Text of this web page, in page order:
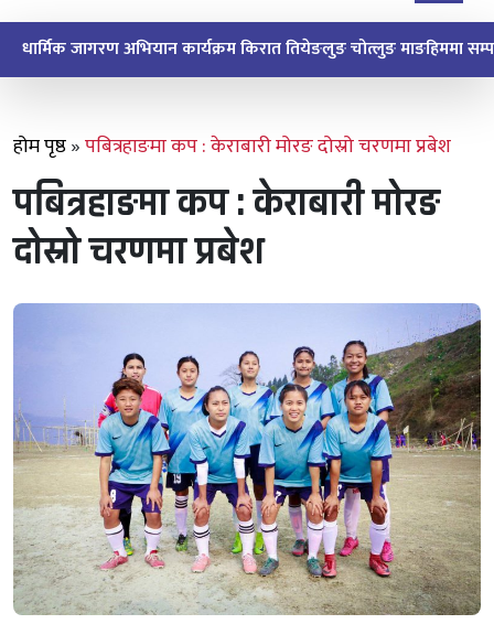
धार्मिक जागरण अभियान किरात माङपोक्लुङ माङहिमबाट सुरु
होम पृष्ठ»पबित्रहाङमा कप : केराबारी मोरङ दोस्रो चरणमा प्रबेश
पबित्रहाङमा कप : केराबारी मोरङ
दोस्रो चरणमा प्रबेश